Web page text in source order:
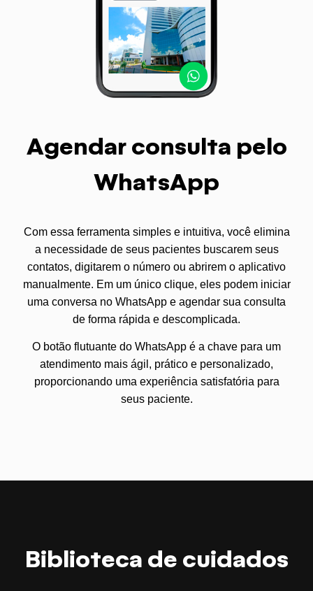
Agendar consulta pelo
WhatsApp
Com essa ferramenta simples e intuitiva, você elimina
a necessidade de seus pacientes buscarem seus
contatos, digitarem o número ou abrirem o aplicativo
manualmente. Em um único clique, eles podem iniciar
uma conversa no WhatsApp e agendar sua consulta
de forma rápida e descomplicada.
O botão flutuante do WhatsApp é a chave para um
atendimento mais ágil, prático e personalizado,
proporcionando uma experiência satisfatória para
seus paciente.
Biblioteca de cuidados